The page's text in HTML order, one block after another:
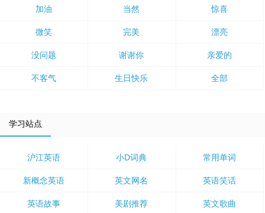
加油 当然 惊喜
微笑 完美 漂亮
没问题 谢谢你 亲爱的
不客气 生日快乐 全部
学习站点
沪江英语 小D词典 常用单词
新概念英语 英文网名 英语笑话
英语故事 美剧推荐 英文歌曲